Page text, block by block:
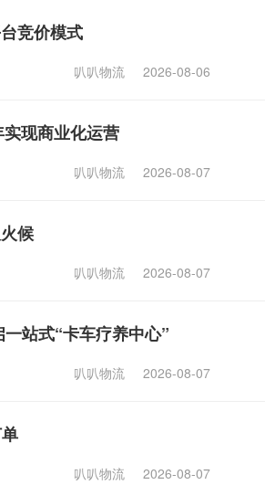
竞价模式
叭叭物流 2026-08-06
现商业化运营
叭叭物流 2026-08-07
候
叭叭物流 2026-08-07
站式“卡车疗养中心”
叭叭物流 2026-08-07
叭叭物流 2026-08-07